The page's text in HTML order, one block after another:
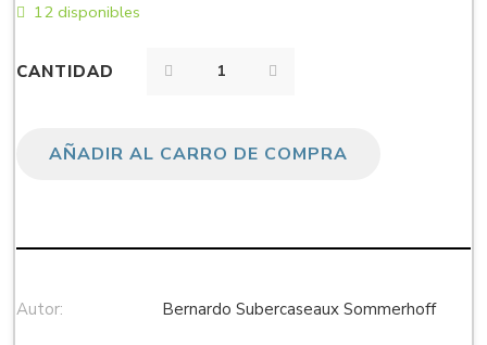
12 disponibles
CANTIDAD
AÑADIR AL CARRO DE COMPRA
Autor: Bernardo Subercaseaux Sommerhoff